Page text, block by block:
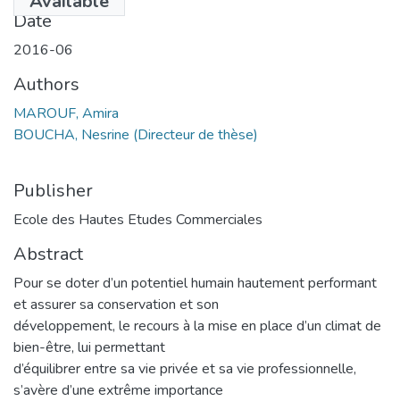
Date
2016-06
Authors
MAROUF, Amira
BOUCHA, Nesrine (Directeur de thèse)
Publisher
Ecole des Hautes Etudes Commerciales
Abstract
Pour se doter d’un potentiel humain hautement performant
et assurer sa conservation et son
développement, le recours à la mise en place d’un climat de
bien-être, lui permettant
d’équilibrer entre sa vie privée et sa vie professionnelle,
s’avère d’une extrême importance